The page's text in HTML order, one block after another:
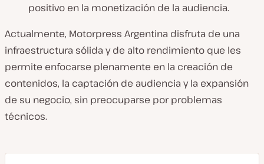
positivo en la monetización de la audiencia.
Actualmente, Motorpress Argentina disfruta de una
infraestructura sólida y de alto rendimiento que les
permite enfocarse plenamente en la creación de
contenidos, la captación de audiencia y la expansión
de su negocio, sin preocuparse por problemas
técnicos.